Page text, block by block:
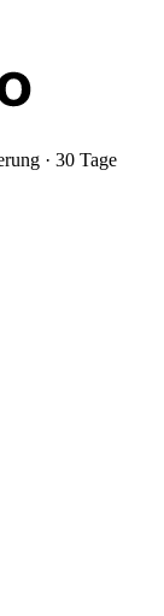
· 30 Tage